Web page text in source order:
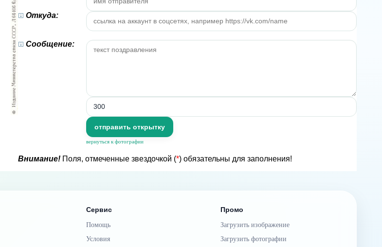
Откуда:
Сообщение:
вернуться к фотографии
Внимание! Поля, отмеченные звездочкой (*) обязательны для заполнения!
Сервис
Помощь
Условия
Промо
Загрузить изображение
Загрузить фотографии